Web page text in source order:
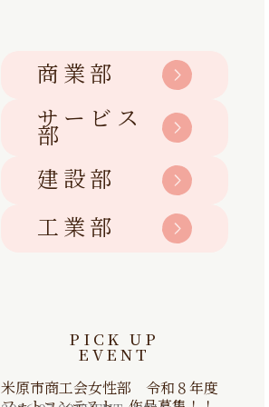
商業部
サービス
部
建設部
工業部
PICK UP
EVENT
米原市商工会女性部 令和８年度